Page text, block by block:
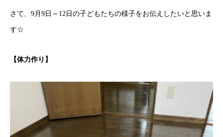
さて、9月9日～12日の子どもたちの様子をお伝えしたいと思いま
す☆
【体力作り】